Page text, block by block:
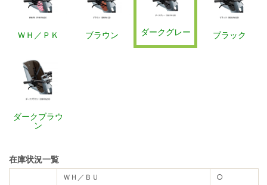
ＷＨ／ＰＫ ブラウン ダークグレー ブラック
ダークブラウ
ン
在庫状況一覧
ＷＨ／ＢＵ
○